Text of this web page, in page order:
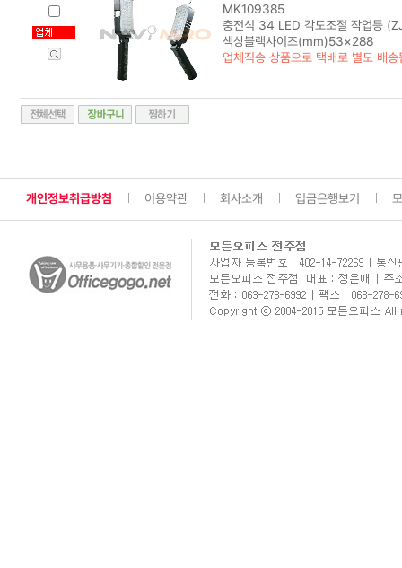
MK109385
충전식 34 LED 각도조절 작업등
색상블랙사이즈(mm)53×288
업체직송 상품으로 택배로 별도 배송
개인정보취급방침 이용약관 회사소개 입금은행보기